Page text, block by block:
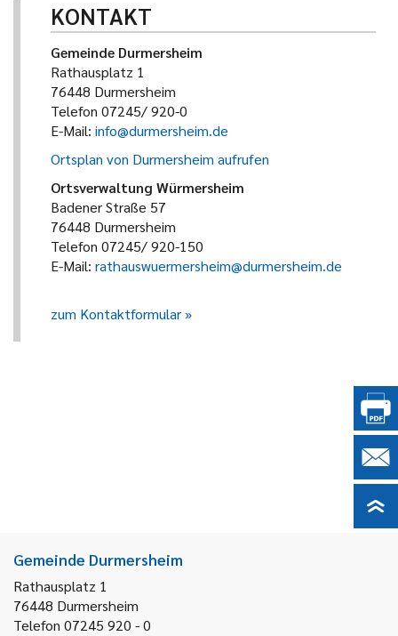
KONTAKT
Gemeinde Durmersheim
Rathausplatz 1
76448 Durmersheim
Telefon 07245/ 920-0
E-Mail: info@durmersheim.de
Ortsplan von Durmersheim aufrufen
Ortsverwaltung Würmersheim
Badener Straße 57
76448 Durmersheim
Telefon 07245/ 920-150
E-Mail: rathauswuermersheim@durmersheim.de
zum Kontaktformular
Gemeinde Durmersheim
Rathausplatz 1
76448 Durmersheim
Telefon 07245 920 - 0